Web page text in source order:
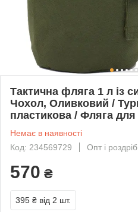
Тактична фляга 1 л із
Чохол, Оливковий /
пластикова / Фляга
Немає в наявності
Код: 234569729
Опт і роздріб
570 ₴
395 ₴ від 2 шт.